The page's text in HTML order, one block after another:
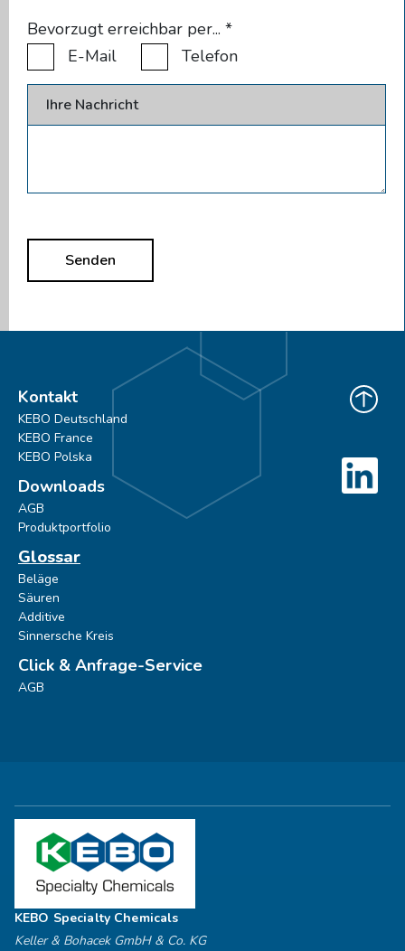
Bevorzugt erreichbar per... *
E-Mail
Telefon
Ihre Nachricht
Senden
Kontakt
KEBO Deutschland
KEBO France
KEBO Polska
Downloads
AGB
Produktportfolio
Glossar
Beläge
Säuren
Additive
Sinnersche Kreis
Click & Anfrage-Service
AGB
KEBO Specialty Chemicals
Keller & Bohacek GmbH & Co. KG